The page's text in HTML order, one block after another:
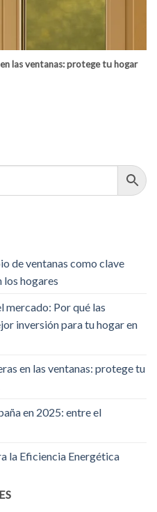
las ventanas: protege tu hogar
de ventanas como clave
los hogares
mercado: Por qué las
inversión para tu hogar en
en las ventanas: protege tu
en 2025: entre el
la Eficiencia Energética